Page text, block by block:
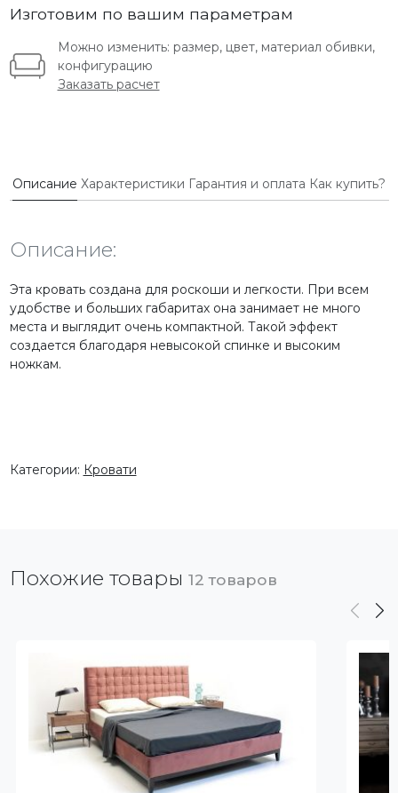
Изготовим по вашим параметрам
Можно изменить: размер, цвет, материал обивки,
конфигурацию
Заказать расчет
Описание Характеристики Гарантия и оплата Как купить?
Описание:
Эта кровать создана для роскоши и легкости. При всем
удобстве и больших габаритах она занимает не много
места и выглядит очень компактной. Такой эффект
создается благодаря невысокой спинке и высоким
ножкам.
Категории: Кровати
Похожие товары 12 товаров